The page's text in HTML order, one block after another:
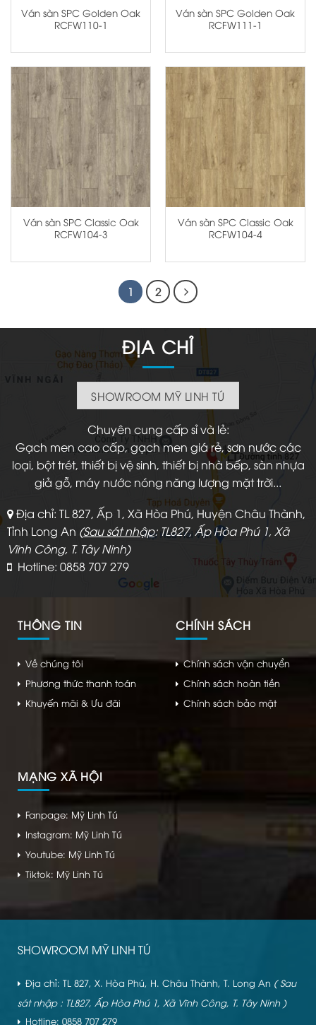
Ván sàn SPC Golden Oak
RCFW110-1
Ván sàn SPC Golden Oak
RCFW111-1
Ván sàn SPC Classic Oak
RCFW104-3
Ván sàn SPC Classic Oak
RCFW104-4
1 2
ĐỊA CHỈ
SHOWROOM MỸ LINH TÚ
Chuyên cung cấp sỉ và lẻ:
Gạch men cao cấp, gạch men giá rẻ, sơn nước các
loại, bột trét, thiết bị vệ sinh, thiết bị nhà bếp, sàn nhựa
giả gỗ, máy nước nóng năng lượng mặt trời...
Địa chỉ: TL 827, Ấp 1, Xã Hòa Phú, Huyện Châu Thành,
Tỉnh Long An (Sau sát nhập: TL827, Ấp Hòa Phú 1, Xã
Vĩnh Công, T. Tây Ninh)
Hotline: 0858 707 279
THÔNG TIN
Về chúng tôi
Phương thức thanh toán
Khuyến mãi & Ưu đãi
CHÍNH SÁCH
Chính sách vận chuyển
Chính sách hoàn tiền
Chính sách bảo mật
MẠNG XÃ HỘI
Fanpage: Mỹ Linh Tú
Instagram: Mỹ Linh Tú
Youtube: Mỹ Linh Tú
Tiktok: Mỹ Linh Tú
SHOWROOM MỸ LINH TÚ
Địa chỉ: TL 827, X. Hòa Phú, H. Châu Thành, T. Long An ( Sau
sát nhập : TL827, Ấp Hòa Phú 1, Xã Vĩnh Công, T. Tây Ninh )
Hotline: 0858 707 279